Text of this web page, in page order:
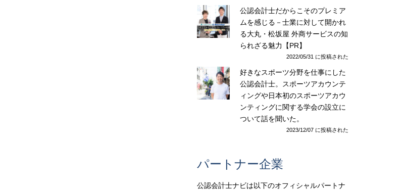
公認会計士だからこそのプレミア
ムを感じる－士業に対して開かれ
る大丸・松坂屋 外商サービスの知
られざる魅力【PR】
2022/05/31 に投稿された
好きなスポーツ分野を仕事にした
公認会計士。スポーツアカウンテ
ィングや日本初のスポーツアカウ
ンティングに関する学会の設立に
ついて話を聞いた。
2023/12/07 に投稿された
パートナー企業
公認会計士ナビは以下のオフィシャルパートナ